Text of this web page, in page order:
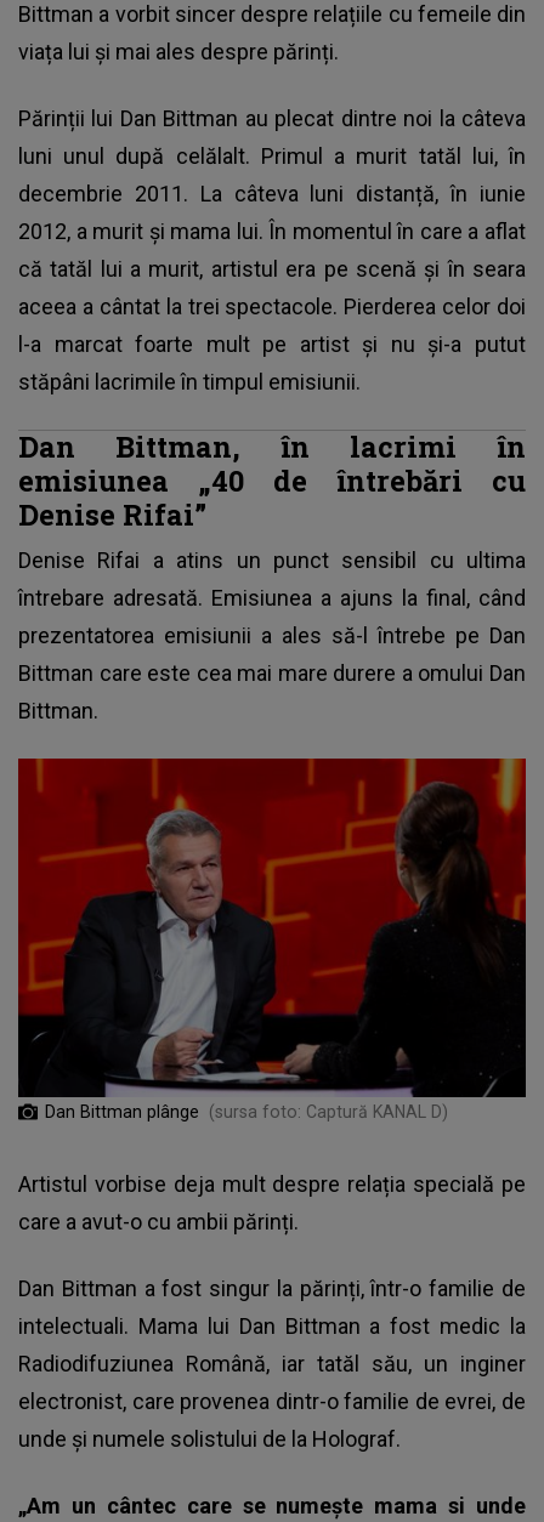
Bittman a vorbit sincer despre relațiile cu femeile din
viața lui și mai ales despre părinți.
Părinții lui Dan Bittman au plecat dintre noi la câteva
luni unul după celălalt. Primul a murit tatăl lui, în
decembrie 2011. La câteva luni distanță, în iunie
2012, a murit și mama lui. În momentul în care a aflat
că tatăl lui a murit, artistul era pe scenă și în seara
aceea a cântat la trei spectacole. Pierderea celor doi
l-a marcat foarte mult pe artist și nu și-a putut
stăpâni lacrimile în timpul emisiunii.
Dan Bittman, în lacrimi în
emisiunea „40 de întrebări cu
Denise Rifai”
Denise Rifai a atins un punct sensibil cu ultima
întrebare adresată. Emisiunea a ajuns la final, când
prezentatorea emisiunii a ales să-l întrebe pe Dan
Bittman care este cea mai mare durere a omului Dan
Bittman.
Dan Bittman plânge (sursa foto: Captură KANAL D)
Artistul vorbise deja mult despre relația specială pe
care a avut-o cu ambii părinți.
Dan Bittman a fost singur la părinți, într-o familie de
intelectuali. Mama lui Dan Bittman a fost medic la
Radiodifuziunea Română, iar tatăl său, un inginer
electronist, care provenea dintr-o familie de evrei, de
unde și numele solistului de la Holograf.
„Am un cântec care se numește mama si unde